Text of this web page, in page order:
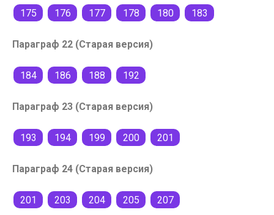
175 176 177 178 180 183
Параграф 22 (Старая версия)
184 186 188 192
Параграф 23 (Старая версия)
193 194 199 200 201
Параграф 24 (Старая версия)
201 203 204 205 207